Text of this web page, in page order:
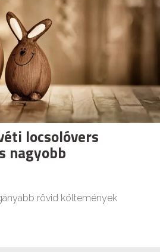
locsolóvers
nagyobb
rövid költemények